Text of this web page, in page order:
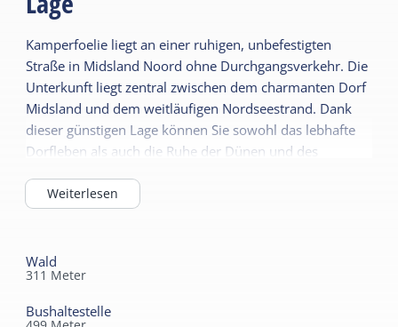
Schlafzimmer im EG
Zentralheizung
WiFi (privat)
Bettdecken
Badezimmer EG
Kindermöbel
Kinderhochstuhl
Laufstall
Kamperfoelie liegt an einer ruhigen, unbefestigten
Straße in Midsland Noord ohne Durchgangsverkehr. Die
Unterkunft liegt zentral zwischen dem charmanten Dorf
Midsland und dem weitläufigen Nordseestrand. Dank
dieser günstigen Lage können Sie sowohl das lebhafte
Dorfleben als auch die Ruhe der Dünen und des
einen kurzen Spaziergang entfernt.
Weiterlesen
Wald
311 Meter
Bushaltestelle